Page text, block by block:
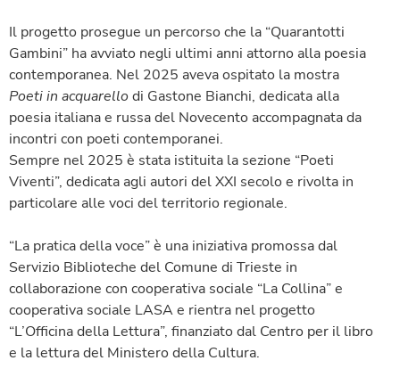
Il progetto prosegue un percorso che la “Quarantotti
Gambini” ha avviato negli ultimi anni attorno alla poesia
contemporanea. Nel 2025 aveva ospitato la mostra
Poeti in acquarellodi Gastone Bianchi, dedicata alla
poesia italiana e russa del Novecento accompagnata da
incontri con poeti contemporanei.
Sempre nel 2025 è stata istituita la sezione “Poeti
Viventi”, dedicata agli autori del XXI secolo e rivolta in
particolare alle voci del territorio regionale.
“La pratica della voce” è una iniziativa promossa dal
Servizio Biblioteche del Comune di Trieste in
collaborazione con cooperativa sociale “La Collina” e
cooperativa sociale LASA e rientra nel progetto
“L’Officina della Lettura”, finanziato dal Centro per il libro
e la lettura del Ministero della Cultura.